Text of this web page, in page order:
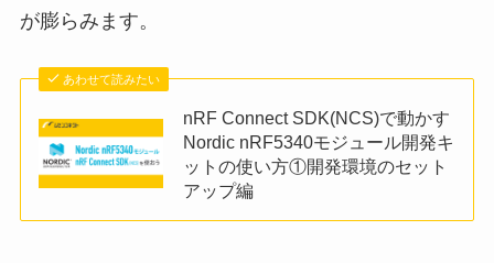
が膨らみます。
あわせて読みたい
nRF Connect SDK(NCS)で動かす
Nordic nRF5340モジュール開発キ
ットの使い方①開発環境のセット
アップ編